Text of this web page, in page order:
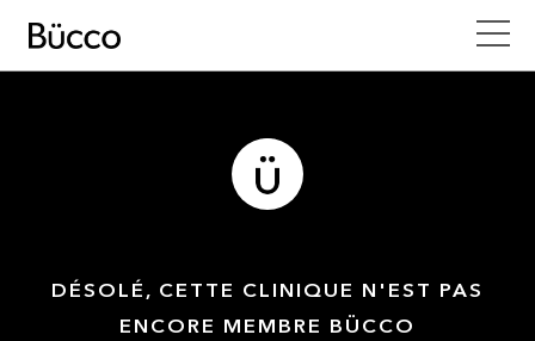
DÉSOLÉ, CETTE CLINIQUE N'EST PAS
ENCORE MEMBRE BÜCCO